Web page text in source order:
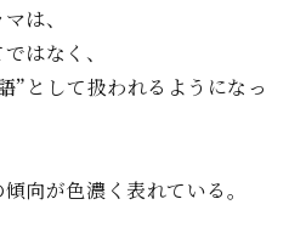
は、
はなく、
” として扱われるようになっ
向が色濃く表れている。